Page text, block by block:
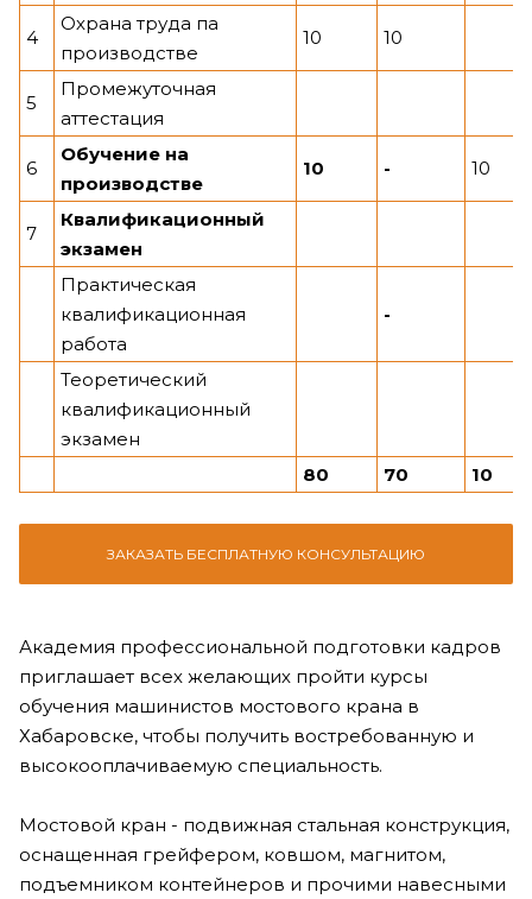
4
Охрана труда па
производстве
10 10
5
Промежуточная
аттестация
6
Обучение на
производстве
10 - 10
7
Квалификационный
экзамен
Практическая
квалификационная
работа
-
Теоретический
квалификационный
экзамен
80
70 10
ЗАКАЗАТЬ БЕСПЛАТНУЮ КОНСУЛЬТАЦИЮ
Академия профессиональной подготовки кадров
приглашает всех желающих пройти курсы
обучения машинистов мостового крана в
Хабаровске, чтобы получить востребованную и
высокооплачиваемую специальность.
Мостовой кран - подвижная стальная конструкция,
оснащенная грейфером, ковшом, магнитом,
подъемником контейнеров и прочими навесными